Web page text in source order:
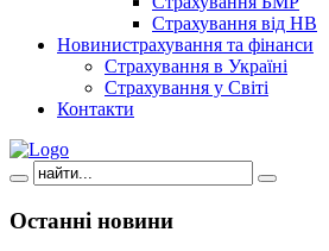
Страхування від НВ
Новинистрахування та фінанси
Страхування в Україні
Страхування у Світі
Контакти
Останні новини